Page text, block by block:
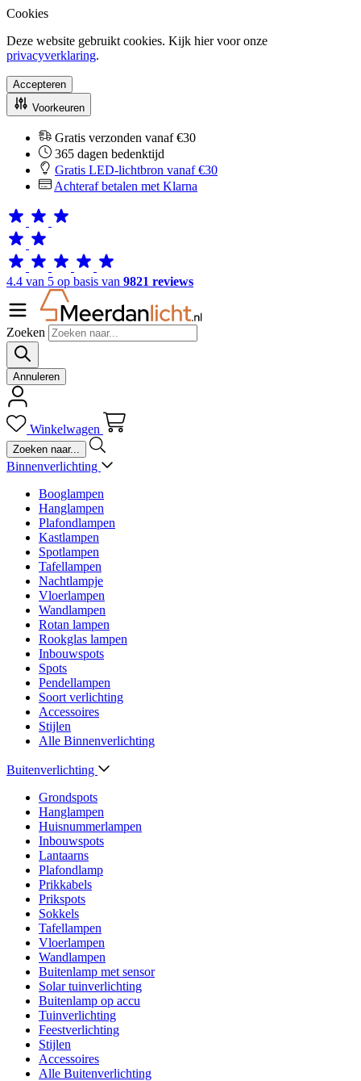
Cookies
Deze website gebruikt cookies. Kijk hier voor onze
privacyverklaring.
Accepteren
Voorkeuren
Gratis verzonden vanaf €30
365 dagen bedenktijd
Gratis LED-lichtbron vanaf €30
Achteraf betalen met Klarna
4.4 van 5 op basis van 9821 reviews
Zoeken
Annuleren
Winkelwagen
Binnenverlichting
Booglampen
Hanglampen
Plafondlampen
Kastlampen
Spotlampen
Tafellampen
Nachtlampje
Vloerlampen
Wandlampen
Rotan lampen
Rookglas lampen
Inbouwspots
Spots
Pendellampen
Soort verlichting
Accessoires
Stijlen
Alle Binnenverlichting
Buitenverlichting
Grondspots
Hanglampen
Huisnummerlampen
Inbouwspots
Lantaarns
Plafondlamp
Prikkabels
Prikspots
Sokkels
Tafellampen
Vloerlampen
Wandlampen
Buitenlamp met sensor
Solar tuinverlichting
Buitenlamp op accu
Tuinverlichting
Feestverlichting
Stijlen
Accessoires
Alle Buitenverlichting